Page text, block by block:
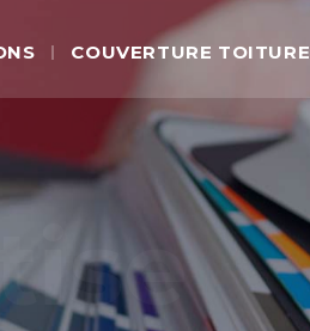
COUVERTURE TOITURE